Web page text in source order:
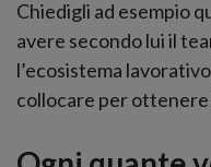
Chiedigli ad esempio
avere secondo lui il
l’ecosistema
collocare per ottenere